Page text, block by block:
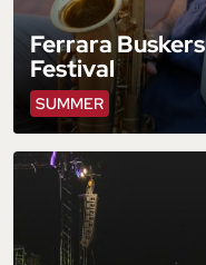
SUMMER
Ferrara Buskers
Festival